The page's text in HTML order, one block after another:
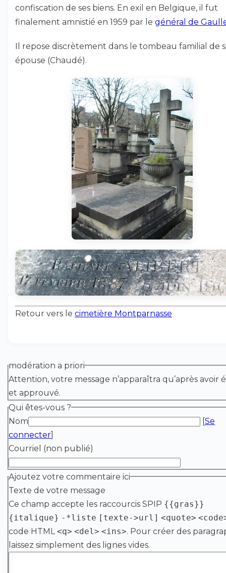
confiscation de ses biens. En exil en Belgique, il fut
finalement amnistié en 1959 par le général de
Il repose discrètement dans le tombeau familial de
épouse (Chaudé).
Retour vers le cimetière Montparnasse
modération a priori
Attention, votre message n’apparaîtra qu’après avoir
et approuvé.
Qui êtes-vous ?
Nom
[Se
connecter]
Courriel (non publié)
Ajoutez votre commentaire ici
Texte de votre message
Ce champ accepte les raccourcis SPIP {{gras}}
{italique} -*liste [texte->url] <quote>
code HTML<q> <del> <ins>. Pour créer des
laissez simplement des lignes vides.